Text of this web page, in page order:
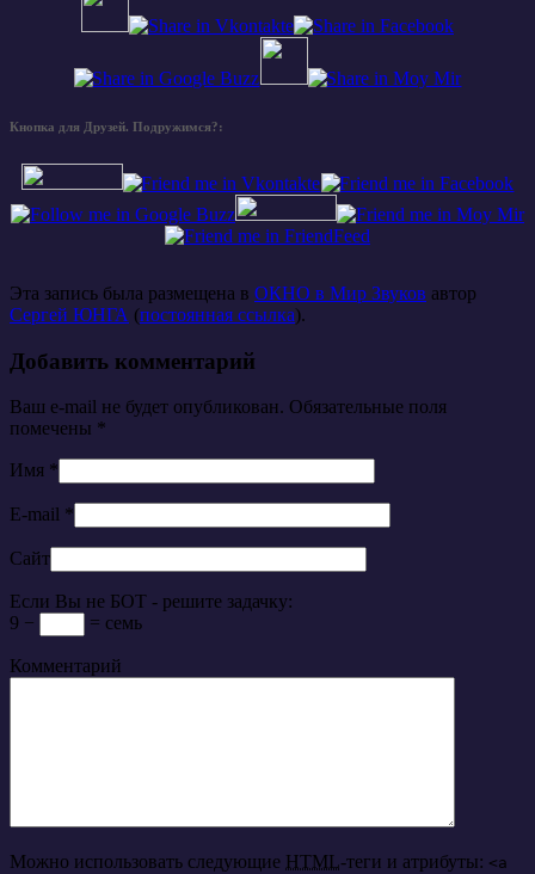
Кнопка для Друзей. Подружимся?:
Эта запись была размещена в ОКНО в Мир Звуков автор
Сергей ЮНГА (постоянная ссылка).
Добавить комментарий
Ваш e-mail не будет опубликован. Обязательные поля
помечены *
Имя *
E-mail *
Сайт
Если Вы не БОТ - решите задачку:
9 −
= семь
Комментарий
Можно использовать следующие HTML-теги и атрибуты: <a